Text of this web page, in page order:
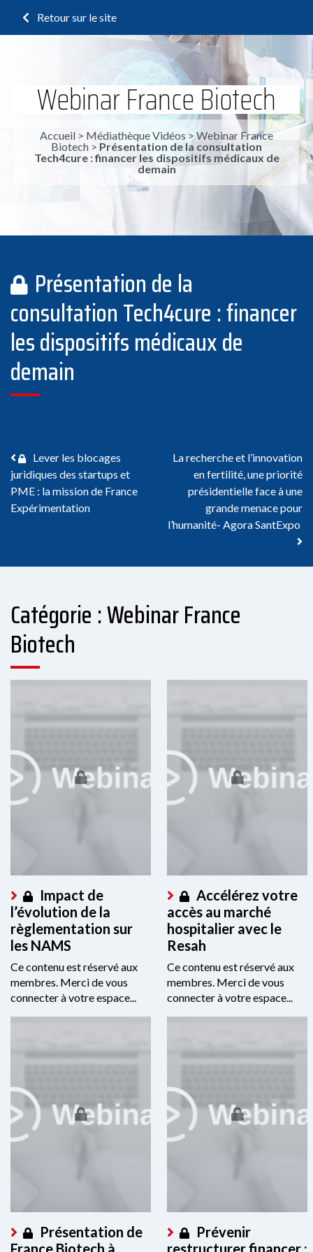
Retour sur le site
Webinar France Biotech
Accueil > Médiathèque Vidéos >Webinar France
Biotech > Présentation de la consultation
Tech4cure : financer les dispositifs médicaux de
demain
Présentation de la
consultation Tech4cure : financer
les dispositifs médicaux de
demain
Navigation des articles
Lever les blocages
juridiques des startups et
PME : la mission de France
Expérimentation
La recherche et l’innovation
en fertilité, une priorité
présidentielle face à une
grande menace pour
l’humanité- Agora SantExpo
Catégorie : Webinar France
Biotech
Impact de
l’évolution de la
règlementation sur
les NAMS
Ce contenu est réservé aux
membres. Merci de vous
connecter à votre espace...
Accélérez votre
accès au marché
hospitalier avec le
Resah
Ce contenu est réservé aux
membres. Merci de vous
connecter à votre espace...
Présentation de
France Biotech à
Prévenir
restructurer financer :